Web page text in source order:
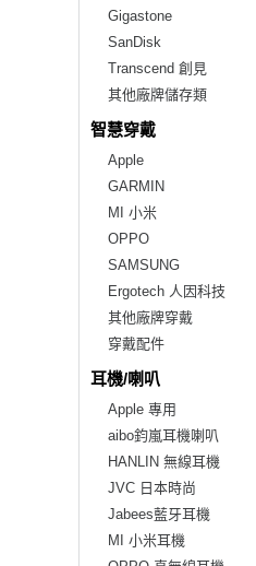
Gigastone
SanDisk
Transcend 創見
其他廠牌儲存類
智慧穿戴
Apple
GARMIN
MI 小米
OPPO
SAMSUNG
Ergotech 人因科技
其他廠牌穿戴
穿戴配件
耳機/喇叭
Apple 專用
aibo鈞嵐耳機喇叭
HANLIN 無線耳機
JVC 日本時尚
Jabees藍牙耳機
MI 小米耳機